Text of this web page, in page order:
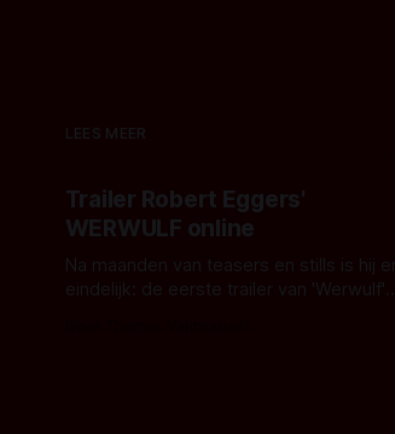
LEES MEER
Trailer Robert Eggers'
WERWULF online
Na maanden van teasers en stills is hij er
eindelijk: de eerste trailer van 'Werwulf'.